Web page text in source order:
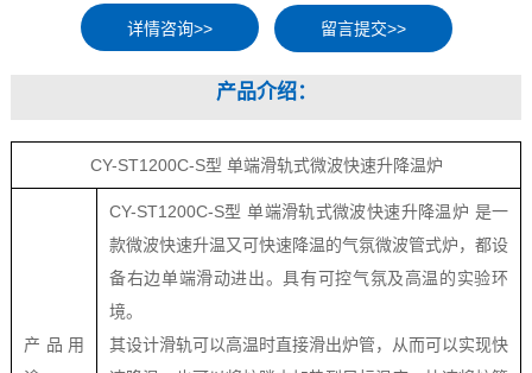
留言提交>>
产品介绍：
CY-ST1200C-S型 单端滑轨式微波快速升降温炉
产品用
CY-ST1200C-S型 单端滑轨式微波快速升降温炉 是一
款微波快速升温又可快速降温的气氛微波管式炉，都设
备右边单端滑动进出。具有可控气氛及高温的实验环
境。
其设计滑轨可以高温时直接滑出炉管，从而可以实现快